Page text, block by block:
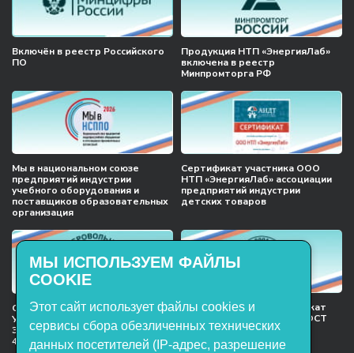
Включён в реестр Российского
ПО
Продукция НТП «ЭнергияЛаб»
включена в реестр
Минпромторга РФ
Мы в национальном союзе
предприятий индустрии
учебного оборудования и
поставщиков образовательных
организация
Сертификат участника ООО
НТП «ЭнергияЛаб» ассоциации
предприятий индустрии
детских товаров
Сертификат соответствия
Учебное оборудование, марки
ЭнергияЛаб ТУ 32.99.53–001–
47627947–2021 Серийный выпуск
Международный сертификат
менеджмента качества ГОСТ
ISO 9001:2015
МЫ ИСПОЛЬЗУЕМ ФАЙЛЫ
COOKIE
Этот сайт использует файлы cookies и
сервисы сбора обезличенных технических
данных посетителей (IP-адрес, разрешение